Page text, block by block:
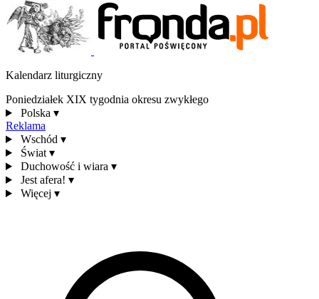
Kalendarz liturgiczny
Poniedziałek XIX tygodnia okresu zwykłego
Polska ▾
Reklama
Wschód ▾
Świat ▾
Duchowość i wiara ▾
Jest afera! ▾
Więcej ▾